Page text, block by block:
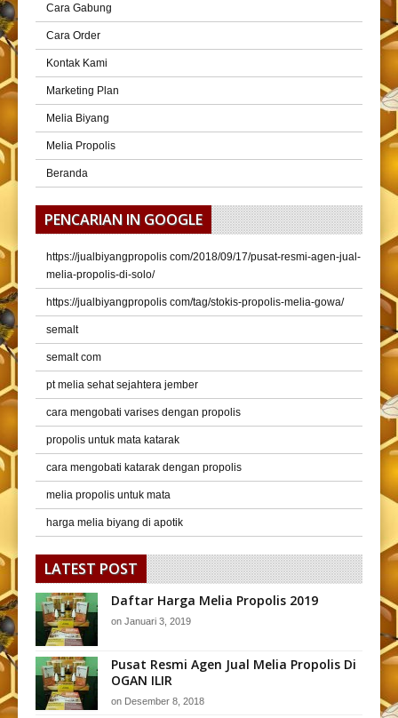
Cara Gabung
Cara Order
Kontak Kami
Marketing Plan
Melia Biyang
Melia Propolis
Beranda
PENCARIAN IN GOOGLE
https://jualbiyangpropolis com/2018/09/17/pusat-resmi-agen-jual-
melia-propolis-di-solo/
https://jualbiyangpropolis com/tag/stokis-propolis-melia-gowa/
semalt
semalt com
pt melia sehat sejahtera jember
cara mengobati varises dengan propolis
propolis untuk mata katarak
cara mengobati katarak dengan propolis
melia propolis untuk mata
harga melia biyang di apotik
LATEST POST
Daftar Harga Melia Propolis 2019
on Januari 3, 2019
Pusat Resmi Agen Jual Melia Propolis Di
OGAN ILIR
on Desember 8, 2018